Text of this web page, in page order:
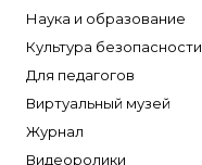
АО «Тамбовмаш»
АРТИ
Болид
Бонус-Вита
Наука и образование
Культура безопасности
Для педагогов
Виртуальный музей
Журнал
Видеоролики